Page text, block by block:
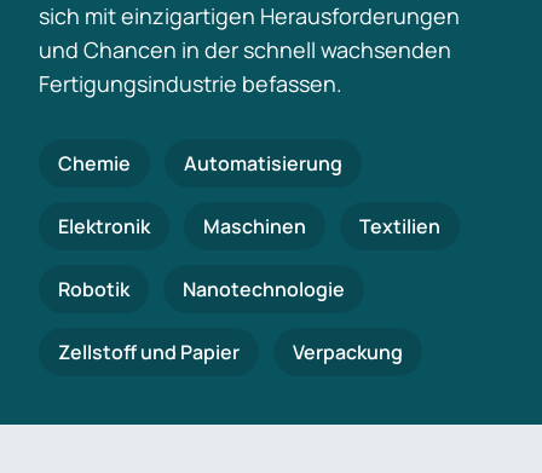
sich mit einzigartigen Herausforderungen
und Chancen in der schnell wachsenden
Fertigungsindustrie befassen.
Chemie Automatisierung
Elektronik Maschinen Textilien
Robotik Nanotechnologie
Zellstoff und Papier Verpackung